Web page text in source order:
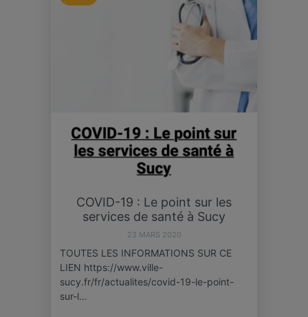
COVID-19 : Le point sur les
services de santé à Sucy
23 MARS 2020
TOUTES LES INFORMATIONS SUR CE
LIEN https://www.ville-
sucy.fr/fr/actualites/covid-19-le-point-
sur-l…